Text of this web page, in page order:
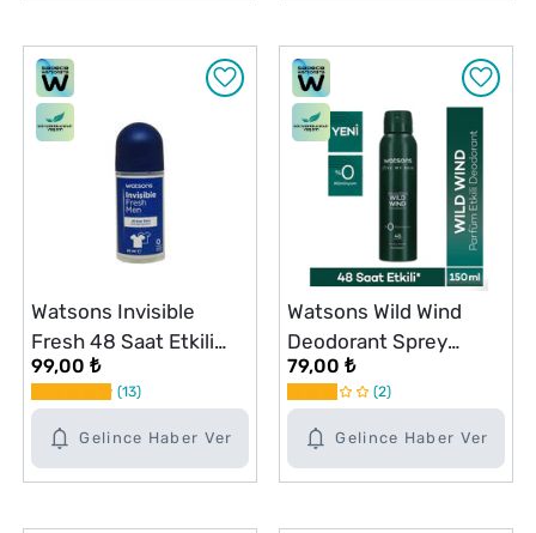
Gelince Haber Ver
Watsons Invisible
Fresh 48 Saat Etkili
Antiperspirant Erkek
Roll-On 50 ml
99,00 ₺
13
Gelince Haber Ver
Watsons Wild Wind
Deodorant Sprey
Pudrasız 150 ml
79,00 ₺
2